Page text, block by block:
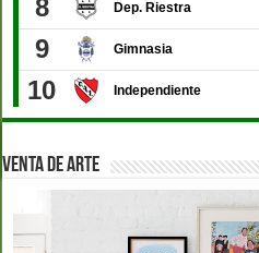
VENTA DE ARTE